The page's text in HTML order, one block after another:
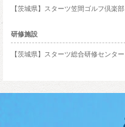
【茨城県】スターツ笠間ゴルフ倶楽部
研修施設
【茨城県】スターツ総合研修センター